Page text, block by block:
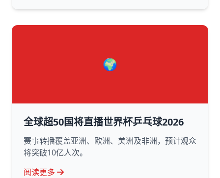
🌍
全球超50国将直播世界杯乒乓球2026
赛事转播覆盖亚洲、欧洲、美洲及非洲，预计观众
将突破10亿人次。
阅读更多